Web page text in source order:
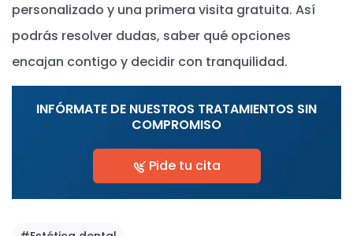
personalizado y una primera visita gratuita. Así
podrás resolver dudas, saber qué opciones
encajan contigo y decidir con tranquilidad.
INFÓRMATE DE NUESTROS TRATAMIENTOS SIN
COMPROMISO
Pide tu cita